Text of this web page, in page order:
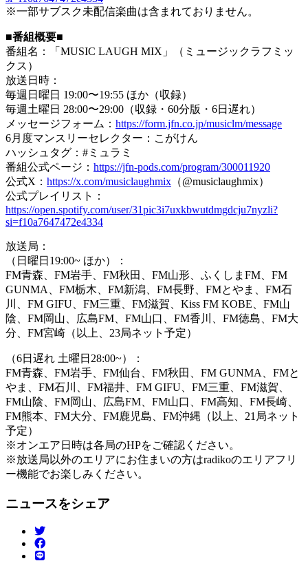
※一部サブスク未配信楽曲は含まれておりません。
■番組概要■
番組名：「MUSIC LAUGH MIX」（ミュージックラフミッ
クス）
放送日時：
毎週日曜日 19:00〜19:55 ほか（収録）
毎週土曜日 28:00〜29:00（収録・60分版・6日遅れ）
メッセージフォーム： https://form.jfn.co.jp/musiclm/message
6月度マンスリーセレクター：こがけん
ハッシュタグ：#ミュラミ
番組公式ページ： https://jfn-pods.com/program/300011920
公式X： https://x.com/musiclaughmix （@musiclaughmix）
公式プレイリスト：
https://open.spotify.com/user/31pic3i7uxkbwutdmgdcju7nyzli?
si=f10a7647472e4334
放送局：
（日曜日19:00~ ほか）：
FM青森、FM岩手、FM秋田、FM山形、ふくしまFM、FM
GUNMA、FM栃木、FM新潟、FM長野、FMとやま、FM石
川、FM GIFU、FM三重、FM滋賀、Kiss FM KOBE、FM山
陰、FM岡山、広島FM、FM山口、FM香川、FM徳島、FM大
分、FM宮崎（以上、23局ネット予定）
（6日遅れ 土曜日28:00~）：
FM青森、FM岩手、FM仙台、FM秋田、FM GUNMA、FMと
やま、FM石川、FM福井、FM GIFU、FM三重、FM滋賀、
FM山陰、FM岡山、広島FM、FM山口、FM高知、FM長崎、
FM熊本、FM大分、FM鹿児島、FM沖縄（以上、21局ネット
予定）
※オンエア日時は各局のHPをご確認ください。
※放送局以外のエリアにお住まいの方はradikoのエリアフリ
ー機能でお楽しみください。
ニュースをシェア